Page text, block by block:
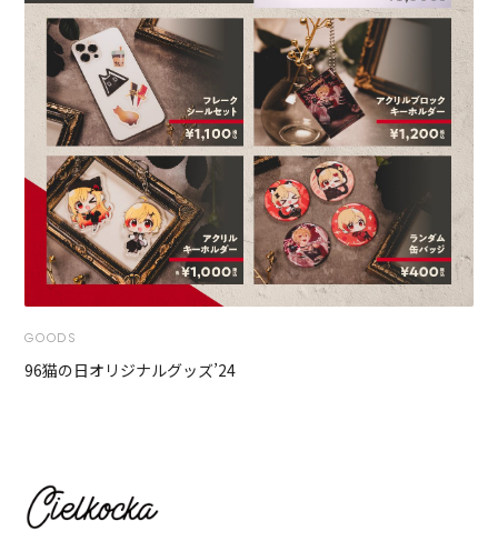
GOODS
96猫の日オリジナルグッズ’24